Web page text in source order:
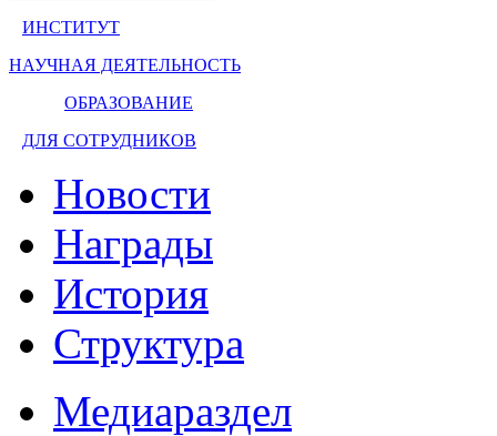
ИНСТИТУТ
НАУЧНАЯ ДЕЯТЕЛЬНОСТЬ
ОБРАЗОВАНИЕ
ДЛЯ СОТРУДНИКОВ
Новости
Награды
История
Структура
Медиараздел